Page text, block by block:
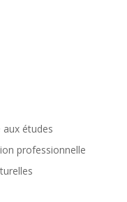
études
professionnelle